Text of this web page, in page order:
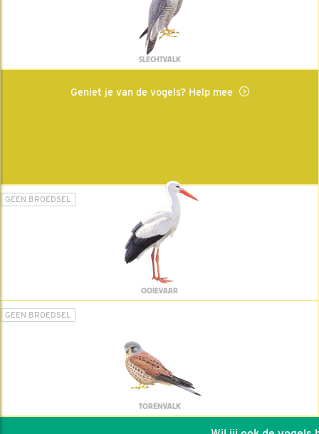
SLECHTVALK
Geniet je van de vogels? Help mee
GEEN BROEDSEL
OOIEVAAR
GEEN BROEDSEL
TORENVALK